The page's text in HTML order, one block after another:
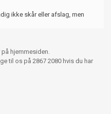
skår eller afslag, men
hjemmesiden.
til os på 2867 2080 hvis du har